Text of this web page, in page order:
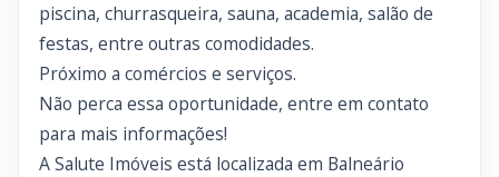
piscina, churrasqueira, sauna, academia, salão de
festas, entre outras comodidades.
Próximo a comércios e serviços.
Não perca essa oportunidade, entre em contato
para mais informações!
A Salute Imóveis está localizada em Balneário